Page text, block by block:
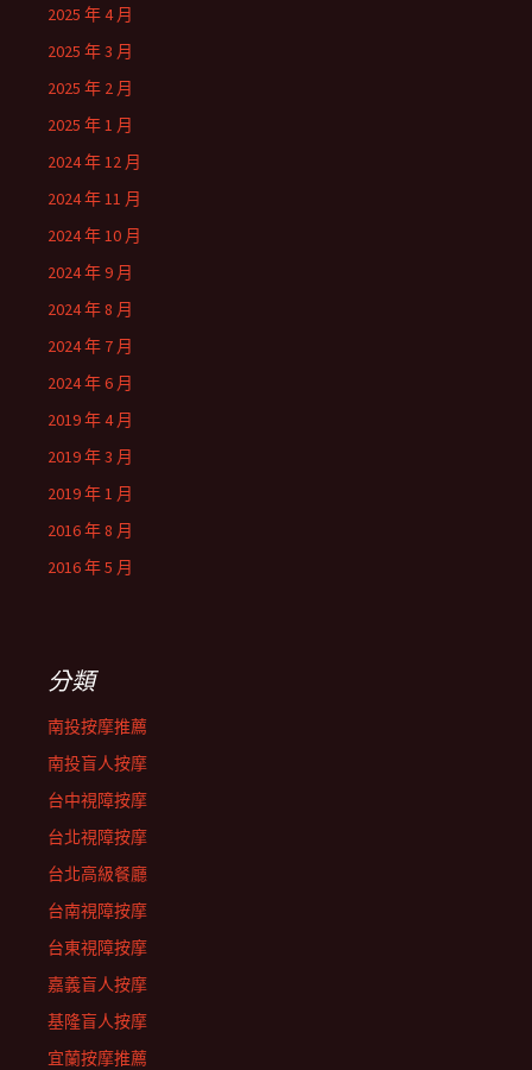
2025 年 4 月
2025 年 3 月
2025 年 2 月
2025 年 1 月
2024 年 12 月
2024 年 11 月
2024 年 10 月
2024 年 9 月
2024 年 8 月
2024 年 7 月
2024 年 6 月
2019 年 4 月
2019 年 3 月
2019 年 1 月
2016 年 8 月
2016 年 5 月
分類
南投按摩推薦
南投盲人按摩
台中視障按摩
台北視障按摩
台北高級餐廳
台南視障按摩
台東視障按摩
嘉義盲人按摩
基隆盲人按摩
宜蘭按摩推薦